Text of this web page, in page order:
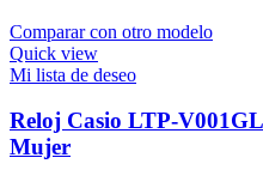
Comparar con otro modelo
Quick view
Mi lista de deseo
Reloj Casio LTP-
Mujer